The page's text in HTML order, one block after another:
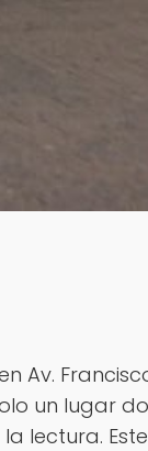
Av.
un lugar
lectura.